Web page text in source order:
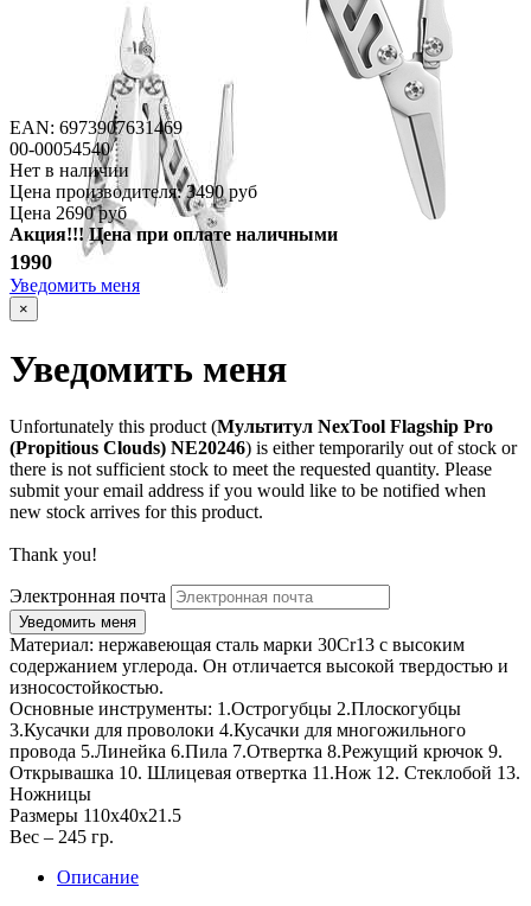
EAN: 6973907631469
00-00054540
Нет в наличии
Цена производителя:3490 руб
Цена 2690 руб
Акция!!! Цена при оплате наличными
1990
Уведомить меня
×
Уведомить меня
Unfortunately this product (Мультитул NexTool Flagship Pro
(Propitious Clouds) NE20246) is either temporarily out of stock or
there is not sufficient stock to meet the requested quantity. Please
submit your email address if you would like to be notified when
new stock arrives for this product.
Thank you!
Электронная почта
Материал: нержавеющая сталь марки 30Cr13 с высоким
содержанием углерода. Он отличается высокой твердостью и
износостойкостью.
Основные инструменты: 1.Острогубцы 2.Плоскогубцы
3.Кусачки для проволоки 4.Кусачки для многожильного
провода 5.Линейка 6.Пила 7.Отвертка 8.Режущий крючок 9.
Открывашка 10. Шлицевая отвертка 11.Нож 12. Стеклобой 13.
Ножницы
Размеры 110х40х21.5
Вес – 245 гр.
Описание